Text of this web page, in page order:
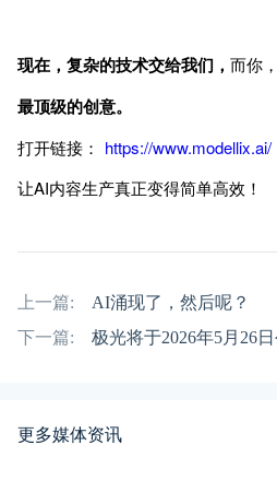
现在，复杂的技术交给我们， 而你
最顶级的创意。
打开链接： https://www.modellix.ai/
让AI内容生产真正变得简单高效！
上一篇:
AI涌现了，然后呢？
下一篇:
极光将于2026年5月26
更多媒体资讯